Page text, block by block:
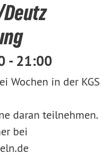
- 21:00
Wochen in der KGS
daran teilnehmen.
bei